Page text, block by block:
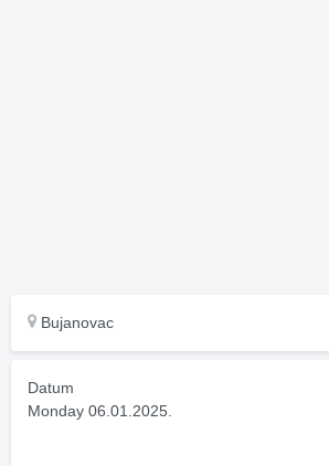
Bujanovac
Datum
Monday 06.01.2025.